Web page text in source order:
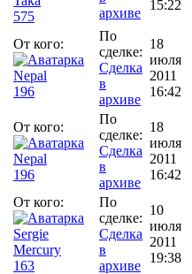
575
архиве
15:22
От кого:
Nepal
196
По
сделке:
Сделка
в
архиве
18
июля
2011
16:42
От кого:
Nepal
196
По
сделке:
Сделка
в
архиве
18
июля
2011
16:42
От кого:
Sergie
Mercury
163
По
сделке:
Сделка
в
архиве
10
июля
2011
19:38